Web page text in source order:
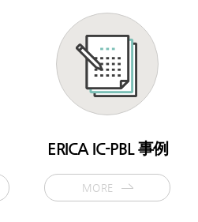
ERICA IC-PBL 事例
MORE